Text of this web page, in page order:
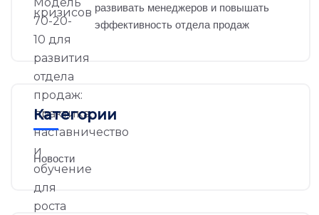
развивать менеджеров и повышать
эффективность отдела продаж
Категории
Новости